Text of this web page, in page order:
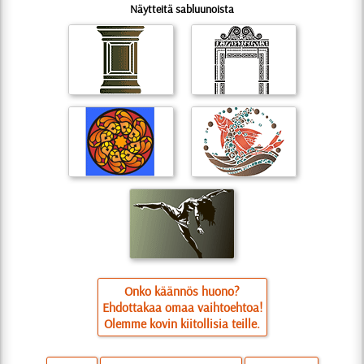
Näytteitä sabluunoista
Onko käännös huono?
Ehdottakaa omaa vaihtoehtoa!
Olemme kovin kiitollisia teille.